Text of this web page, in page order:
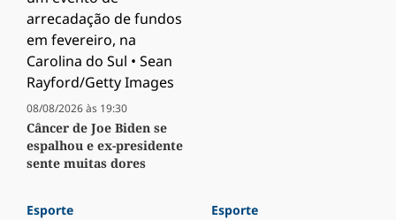
08/08/2026 às 19:30
Câncer de Joe Biden se
espalhou e ex-presidente
sente muitas dores
Esporte Esporte